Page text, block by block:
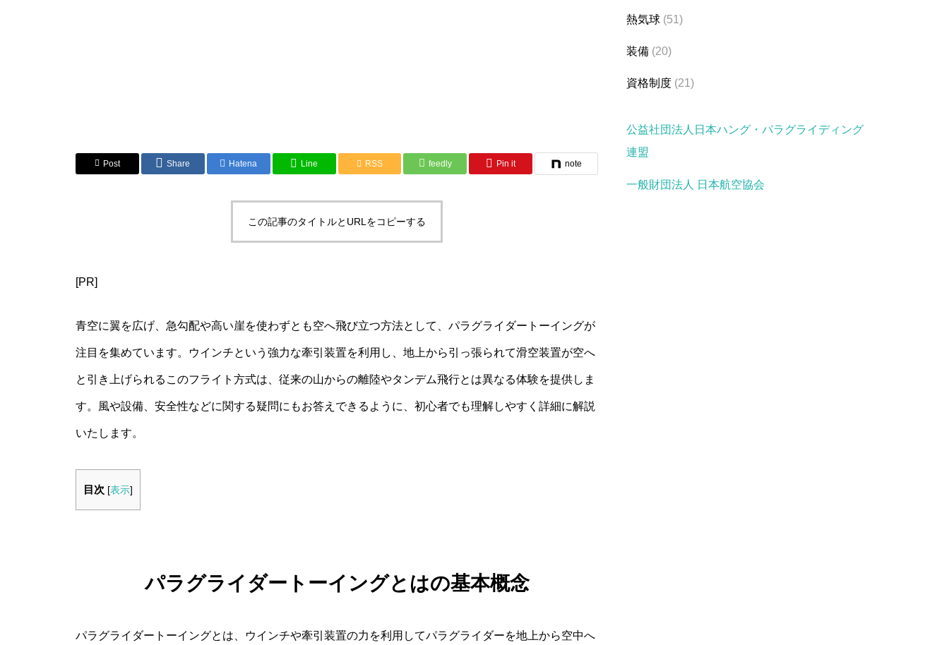
Post Share Hatena Line RSS feedly Pin it note
この記事のタイトルとURLをコピーする
[PR]
青空に翼を広げ、急勾配や高い崖を使わずとも空へ飛び立つ方法として、パラグライダートーイングが
注目を集めています。ウインチという強力な牽引装置を利用し、地上から引っ張られて滑空装置が空へ
と引き上げられるこのフライト方式は、従来の山からの離陸やタンデム飛行とは異なる体験を提供しま
す。風や設備、安全性などに関する疑問にもお答えできるように、初心者でも理解しやすく詳細に解説
いたします。
目次 [表示]
パラグライダートーイングとはの基本概念
パラグライダートーイングとは、ウインチや牽引装置の力を利用してパラグライダーを地上から空中へ
熱気球 (51)
装備 (20)
資格制度 (21)
公益社団法人日本ハング・パラグライディング
連盟
一般財団法人 日本航空協会